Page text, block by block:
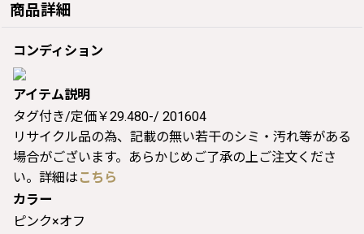
商品詳細
コンディション
アイテム説明
タグ付き/定価￥29.480-/ 201604
リサイクル品の為、記載の無い若干のシミ・汚れ等がある
場合がございます。あらかじめご了承の上ご注文くださ
い。詳細は こちら
カラー
ピンク×オフ